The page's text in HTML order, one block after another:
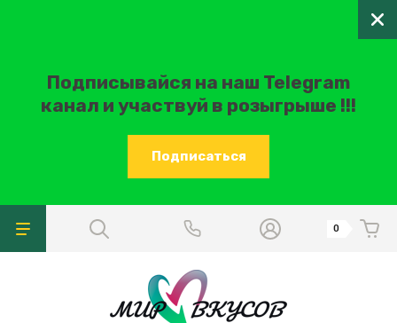
Подписывайся на наш Telegram
канал и участвуй в розыгрыше !!!
Подписаться
0